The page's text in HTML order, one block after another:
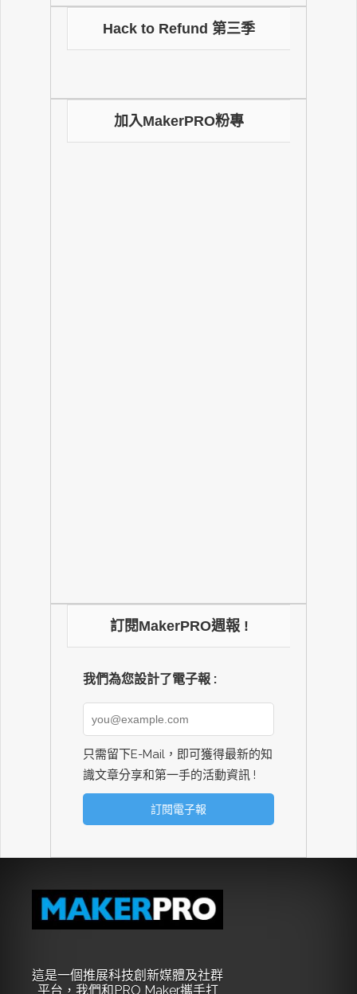
Hack to Refund 第三季
加入MakerPRO粉專
訂閱MakerPRO週報 !
我們為您設計了電子報 :
只需留下E-Mail，即可獲得最新的知
識文章分享和第一手的活動資訊 !
這是一個推展科技創新媒體及社群
平台，我們和PRO Maker攜手打